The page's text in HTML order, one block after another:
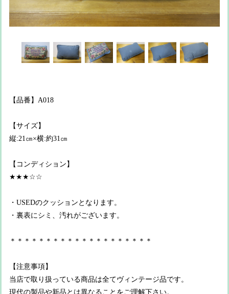
【品番】A018
【サイズ】
縦:21㎝×横:約31㎝
【コンディション】
★★★☆☆
・USEDのクッションとなります。
・裏表にシミ、汚れがございます。
＊＊＊＊＊＊＊＊＊＊＊＊＊＊＊＊＊＊＊＊
【注意事項】
当店で取り扱っている商品は全てヴィンテージ品です。
現代の製品や新品とは異なることをご理解下さい。